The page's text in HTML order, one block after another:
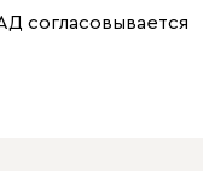
согласовывается